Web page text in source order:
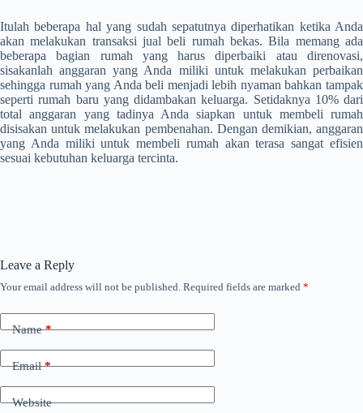
Itulah beberapa hal yang sudah sepatutnya diperhatikan ketika Anda
akan melakukan transaksi jual beli rumah bekas. Bila memang ada
beberapa bagian rumah yang harus diperbaiki atau direnovasi,
sisakanlah anggaran yang Anda miliki untuk melakukan perbaikan
sehingga rumah yang Anda beli menjadi lebih nyaman bahkan tampak
seperti rumah baru yang didambakan keluarga. Setidaknya 10% dari
total anggaran yang tadinya Anda siapkan untuk membeli rumah
disisakan untuk melakukan pembenahan. Dengan demikian, anggaran
yang Anda miliki untuk membeli rumah akan terasa sangat efisien
sesuai kebutuhan keluarga tercinta.
Leave a Reply
Your email address will not be published. Required fields are marked *
Name*
Email*
Website